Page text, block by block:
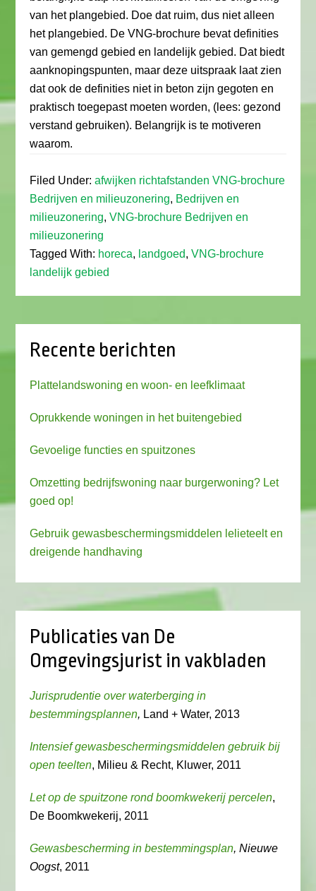
van het plangebied. Doe dat ruim, dus niet alleen
het plangebied. De VNG-brochure bevat definities
van gemengd gebied en landelijk gebied. Dat biedt
aanknopingspunten, maar deze uitspraak laat zien
dat ook de definities niet in beton zijn gegoten en
praktisch toegepast moeten worden, (lees: gezond
verstand gebruiken). Belangrijk is te motiveren
waarom.
Filed Under:afwijken richtafstanden VNG-brochure
Bedrijven en milieuzonering, Bedrijven en
milieuzonering,VNG-brochure Bedrijven en
milieuzonering
Tagged With: horeca, landgoed,VNG-brochure
landelijk gebied
Recente berichten
Plattelandswoning en woon- en leefklimaat
Oprukkende woningen in het buitengebied
Gevoelige functies en spuitzones
Omzetting bedrijfswoning naar burgerwoning? Let
goed op!
Gebruik gewasbeschermingsmiddelen lelieteelt en
dreigende handhaving
Publicaties van De
Omgevingsjurist in vakbladen
Jurisprudentie over waterberging in
bestemmingsplannen, Land + Water, 2013
Intensief gewasbeschermingsmiddelen gebruik bij
open teelten, Milieu & Recht, Kluwer, 2011
Let op de spuitzone rond boomkwekerij percelen,
De Boomkwekerij, 2011
Gewasbescherming in bestemmingsplan, Nieuwe
Oogst, 2011